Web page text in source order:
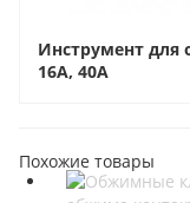
Инструмент
16А, 40А
Похожие товары